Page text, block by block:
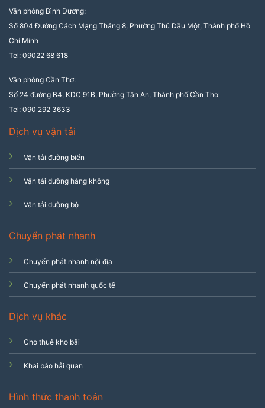
Văn phòng Bình Dương:
Số 804 Đường Cách Mạng Tháng 8, Phường Thủ Dầu Một, Thành phố Hồ
Chí Minh
Tel: 09022 68 618
Văn phòng Cần Thơ:
Số 24 đường B4, KDC 91B, Phường Tân An, Thành phố Cần Thơ
Tel: 090 292 3633
Dịch vụ vận tải
Vận tải đường biển
Vận tải đường hàng không
Vận tải đường bộ
Chuyển phát nhanh
Chuyển phát nhanh nội địa
Chuyển phát nhanh quốc tế
Dịch vụ khác
Cho thuê kho bãi
Khai báo hải quan
Hình thức thanh toán